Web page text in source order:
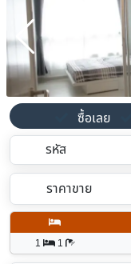
ซื้อเลย
รหัส
ราคาขาย
1 1